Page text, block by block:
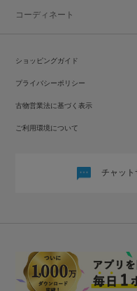
コーディネート
ショッピングガイド
プライバシーポリシー
古物営業法に基づく表示
ご利用環境について
チャット